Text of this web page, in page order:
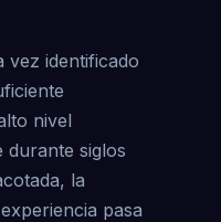
vez identificado
nivel
durante siglos
la
pasa